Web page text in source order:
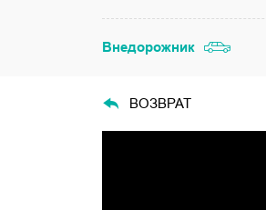
Внедорожник
ВОЗВРАТ